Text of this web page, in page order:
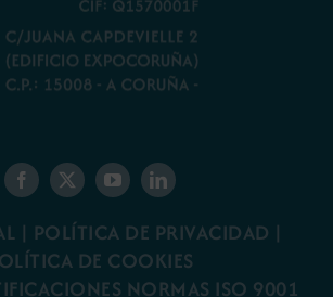
| POLÍTICA DE PRIVACIDAD |
DE COOKIES
NORMAS ISO 9001